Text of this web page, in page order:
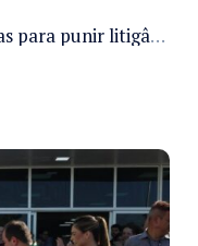
Projeto de lei cria regras para punir litigância abusiva reversa e integrar sistemas do Judiciário